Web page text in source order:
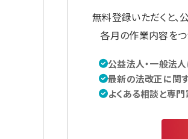
無料登録いただくと
各月の作業内容をつ
公益法人・一般法人
最新の法改正に関
よくある相談と専